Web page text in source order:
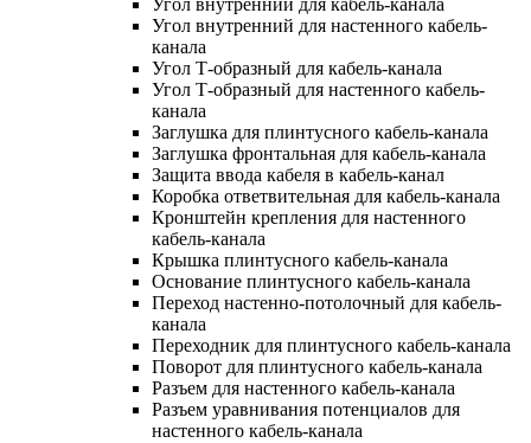
Угол внутренний для настенного кабель-
канала
Угол Т-образный для кабель-канала
Угол Т-образный для настенного кабель-
канала
Заглушка для плинтусного кабель-канала
Заглушка фронтальная для кабель-канала
Защита ввода кабеля в кабель-канал
Коробка ответвительная для кабель-канала
Кронштейн крепления для настенного
кабель-канала
Крышка плинтусного кабель-канала
Основание плинтусного кабель-канала
Переход настенно-потолочный для кабель-
канала
Переходник для плинтусного кабель-канала
Поворот для плинтусного кабель-канала
Разъем для настенного кабель-канала
Разъем уравнивания потенциалов для
настенного кабель-канала